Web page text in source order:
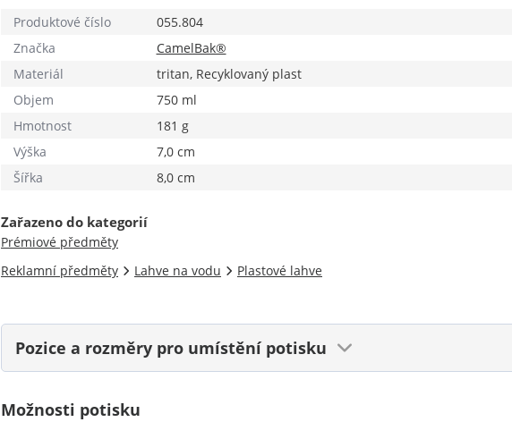
Produktové číslo
055.804
Značka
CamelBak®
Materiál
tritan, Recyklovaný plast
Objem
750 ml
Hmotnost
181 g
Výška
7,0 cm
Šířka
8,0 cm
Zařazeno do kategorií
Prémiové předměty
Reklamní předměty
Lahve na vodu Plastové lahve
Pozice a rozměry pro umístění potisku
Možnosti potisku